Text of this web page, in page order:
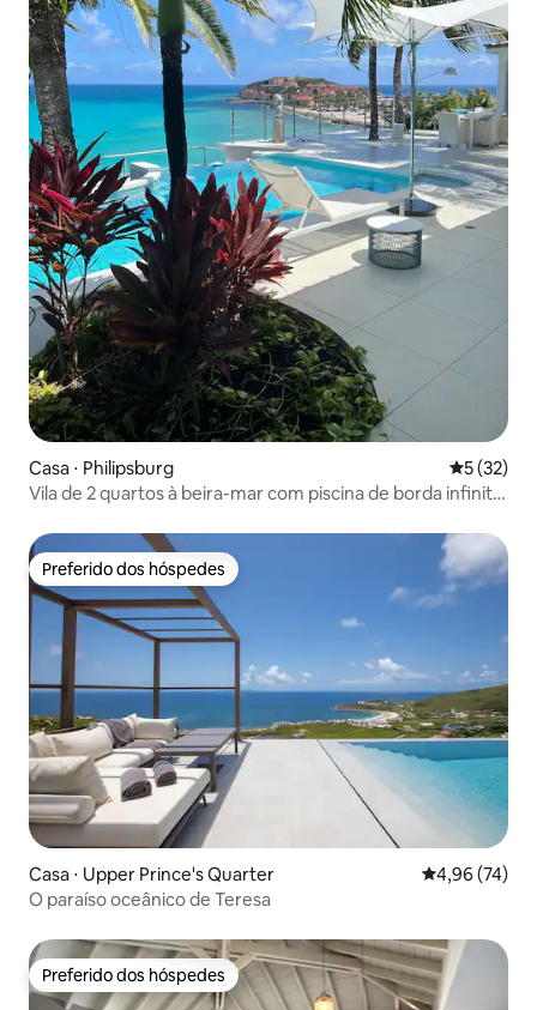
Casa ⋅ Philipsburg 5 de uma
5 (32)
Vila de 2 quartos à beira-mar com piscina de borda infinita
Preferido dos hóspedes
Preferido dos hóspedes
Casa ⋅ Upper Prince's Quarter 4,96 de uma
4,96 (74)
O paraíso oceânico de Teresa
Preferido dos hóspedes
Preferido dos hóspedes